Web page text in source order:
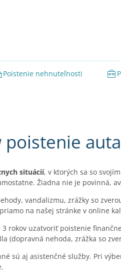
Poistenie nehnuteľnosti
poistenie auta
situácií, v ktorých sa so
Žiadna nie je povinná,
vandalizmu, zrážky so
na našej stránke v online
rokov uzatvoriť poistenie
(dopravná nehoda, zrážka so
sú aj asistenčné služby. Pri